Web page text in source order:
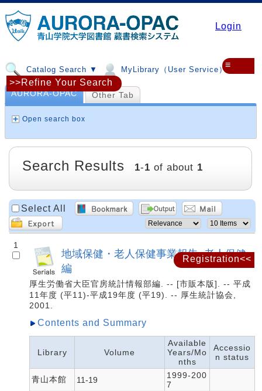
Login
Catalog Search ▼ MyLibrary（User Service）▼
≡
Registration<<
AURORA-OPAC Other Tab
Open search box
>>Refine Your Search
Search Results 1-1 of about 1
Select All
1
地域保健・老人保健事業報告. 老人保健
編
厚生労働省大臣官房統計情報部編. -- [市販本版]. -- 平成
11年度 (平11)-平成19年度 (平19). -- 厚生統計協会,
2001.
Contents and Summary
Library Volume
Available
Years/Mo
nths
Accessio
n status
青山本館 11-19
1999-200
7